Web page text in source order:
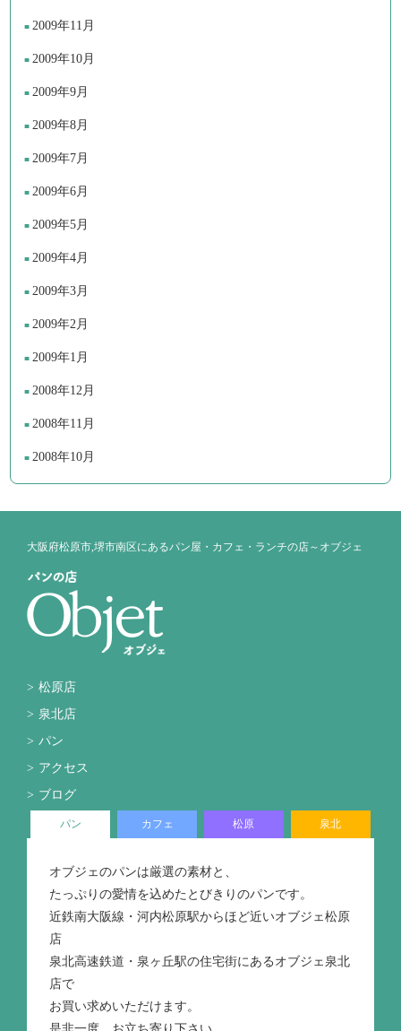
2009年11月
2009年10月
2009年9月
2009年8月
2009年7月
2009年6月
2009年5月
2009年4月
2009年3月
2009年2月
2009年1月
2008年12月
2008年11月
2008年10月
大阪府松原市,堺市南区にあるパン屋・カフェ・ランチの店～オブジェ
松原店
泉北店
パン
アクセス
ブログ
パン カフェ 松原 泉北
オブジェのパンは厳選の素材と、
たっぷりの愛情を込めたとびきりのパンです。
近鉄南大阪線・河内松原駅からほど近いオブジェ松原
店
泉北高速鉄道・泉ヶ丘駅の住宅街にあるオブジェ泉北
店で
お買い求めいただけます。